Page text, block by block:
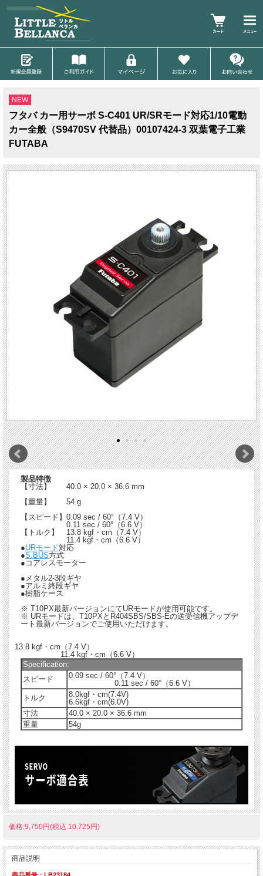
NEW
フタバ カー用サーボ S-C401 UR/SRモード対応1/10電動
カー全般（S9470SV 代替品）00107424-3 双葉電子工業
FUTABA
製品特徴
【寸法】 40.0 × 20.0 × 36.6 mm
【重量】 54 g
【スピード】0.09 sec / 60°（7.4 V）
0.11 sec / 60°（6.6 V）
【トルク】 13.8 kgf・cm（7.4 V）
11.4 kgf・cm（6.6 V）
●URモード対応
●S.BUS方式
●コアレスモーター
●メタル2-3段ギヤ
●アルミ終段ギヤ
●樹脂ケース
※ T10PX最新バージョンにてURモードが使用可能です。
※ URモードは、T10PXとR404SBS/SBS-Eの送受信機アップデ
ート最新バージョンでご使用いただけます。
13.8 kgf・cm（7.4 V）
11.4 kgf・cm（6.6 V）
Specification:
スピード
0.09 sec / 60°（7.4 V）
0.11 sec / 60°（6.6 V）
トルク
8.0kgf・cm(7.4V)
6.6kgf・cm(6.0V)
寸法
40.0 × 20.0 × 36.6 mm
重量
54g
価格:9,750円(税込 10,725円)
商品説明